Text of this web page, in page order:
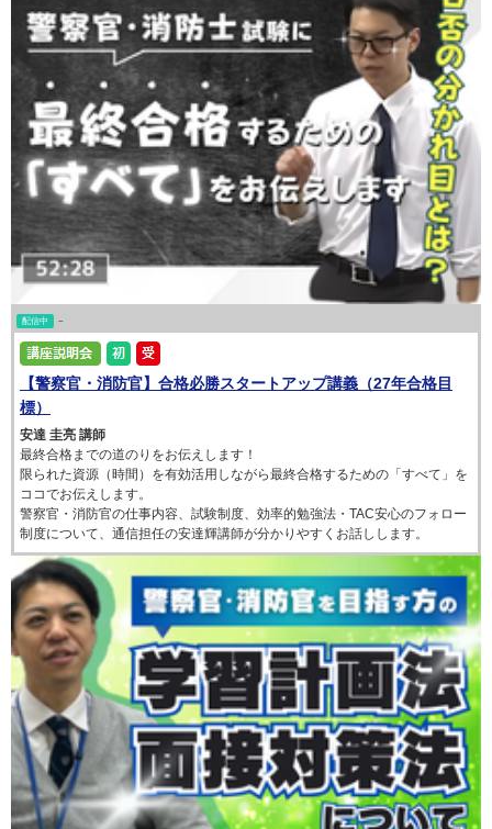
配信中 ~
【警察官・消防官】合格必勝スタートアップ講義（27年合格目
標）
安達 圭亮 講師
最終合格までの道のりをお伝えします！
限られた資源（時間）を有効活用しながら最終合格するための「すべて」を
ココでお伝えします。
警察官・消防官の仕事内容、試験制度、効率的勉強法・TAC安心のフォロー
制度について、通信担任の安達輝講師が分かりやすくお話しします。